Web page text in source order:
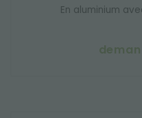
En aluminium